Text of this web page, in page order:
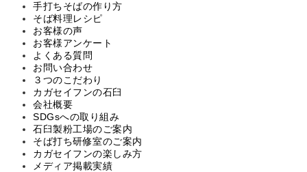
手打ちそばの作り方
そば料理レシピ
お客様の声
お客様アンケート
よくある質問
お問い合わせ
３つのこだわり
カガセイフンの石臼
会社概要
SDGsへの取り組み
石臼製粉工場のご案内
そば打ち研修室のご案内
カガセイフンの楽しみ方
メディア掲載実績